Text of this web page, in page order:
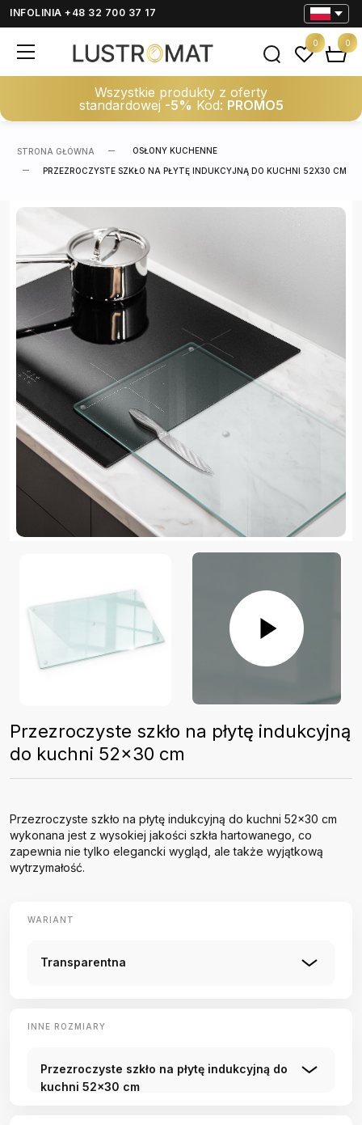
INFOLINIA +48 32 700 37 17
Wszystkie produkty z oferty
standardowej -5% Kod: PROMO5
0 0
STRONA GŁÓWNA OSŁONY KUCHENNE
PRZEZROCZYSTE SZKŁO NA PŁYTĘ INDUKCYJNĄ DO KUCHNI 52X30 CM
Przezroczyste szkło na płytę indukcyjną
do kuchni 52x30 cm
Przezroczyste szkło na płytę indukcyjną do kuchni 52x30 cm
wykonana jest z wysokiej jakości szkła hartowanego, co
zapewnia nie tylko elegancki wygląd, ale także wyjątkową
wytrzymałość.
WARIANT
Transparentna
INNE ROZMIARY
Przezroczyste szkło na płytę indukcyjną do
kuchni 52x30 cm